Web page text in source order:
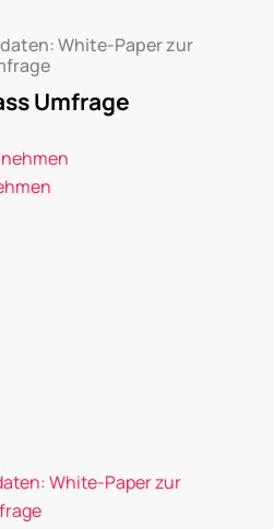
White-Paper zur
Umfrage
White-Paper zur